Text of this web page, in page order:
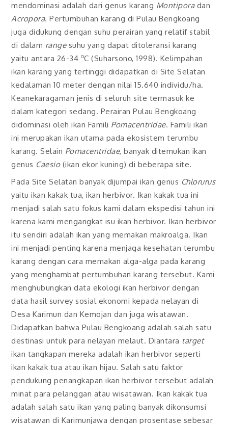
mendominasi adalah dari genus karang Montiporadan
Acropora. Pertumbuhan karang di Pulau Bengkoang
juga didukung dengan suhu perairan yang relatif stabil
di dalam rangesuhu yang dapat ditoleransi karang
yaitu antara 26-34 oC (Suharsono, 1998). Kelimpahan
ikan karang yang tertinggi didapatkan di Site Selatan
kedalaman 10 meter dengan nilai 15.640 individu/ha.
Keanekaragaman jenis di seluruh site termasuk ke
dalam kategori sedang. Perairan Pulau Bengkoang
didominasi oleh ikan Famili Pomacentridae. Famili ikan
ini merupakan ikan utama pada ekosistem terumbu
karang. Selain Pomacentridae, banyak ditemukan ikan
genus Caesio(ikan ekor kuning) di beberapa site.
Pada Site Selatan banyak dijumpai ikan genus Chlorurus
yaitu ikan kakak tua, ikan herbivor. Ikan kakak tua ini
menjadi salah satu fokus kami dalam ekspedisi tahun ini
karena kami mengangkat isu ikan herbivor. Ikan herbivor
itu sendiri adalah ikan yang memakan makroalga. Ikan
ini menjadi penting karena menjaga kesehatan terumbu
karang dengan cara memakan alga-alga pada karang
yang menghambat pertumbuhan karang tersebut. Kami
menghubungkan data ekologi ikan herbivor dengan
data hasil survey sosial ekonomi kepada nelayan di
Desa Karimun dan Kemojan dan juga wisatawan.
Didapatkan bahwa Pulau Bengkoang adalah salah satu
destinasi untuk para nelayan melaut. Diantara target
ikan tangkapan mereka adalah ikan herbivor seperti
ikan kakak tua atau ikan hijau. Salah satu faktor
pendukung penangkapan ikan herbivor tersebut adalah
minat para pelanggan atau wisatawan. Ikan kakak tua
adalah salah satu ikan yang paling banyak dikonsumsi
wisatawan di Karimunjawa dengan prosentase sebesar